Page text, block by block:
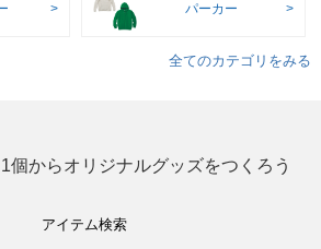
パーカー
全てのカテゴリをみる
個からオリジナルグッズをつくろう
アイテム検索